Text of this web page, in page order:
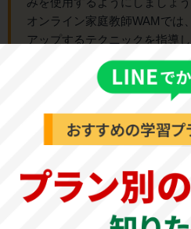
オンライン家庭教師WAMでは
アップするテクニックを指導し